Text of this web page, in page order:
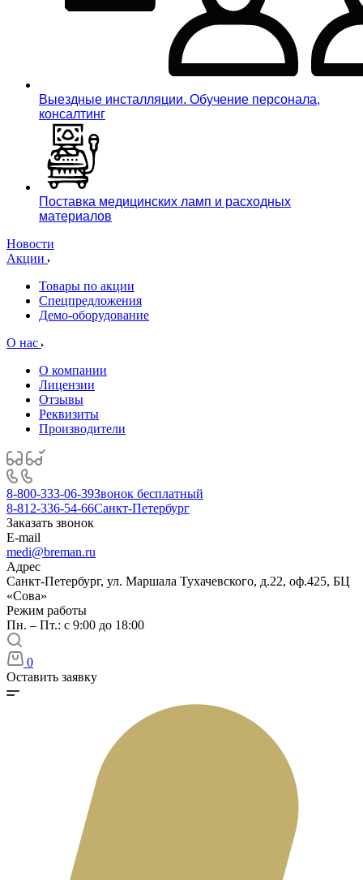
Выездные инсталляции. Обучение персонала,
консалтинг
Поставка медицинских ламп и расходных
материалов
Новости
Акции
Товары по акции
Спецпредложения
Демо-оборудование
О нас
О компании
Лицензии
Отзывы
Реквизиты
Производители
8-800-333-06-39Звонок бесплатный
8-812-336-54-66Санкт-Петербург
Заказать звонок
E-mail
medi@breman.ru
Адрес
Санкт-Петербург, ул. Маршала Тухачевского, д.22, оф.425, БЦ
«Сова»
Режим работы
Пн. – Пт.: с 9:00 до 18:00
0
Оставить заявку